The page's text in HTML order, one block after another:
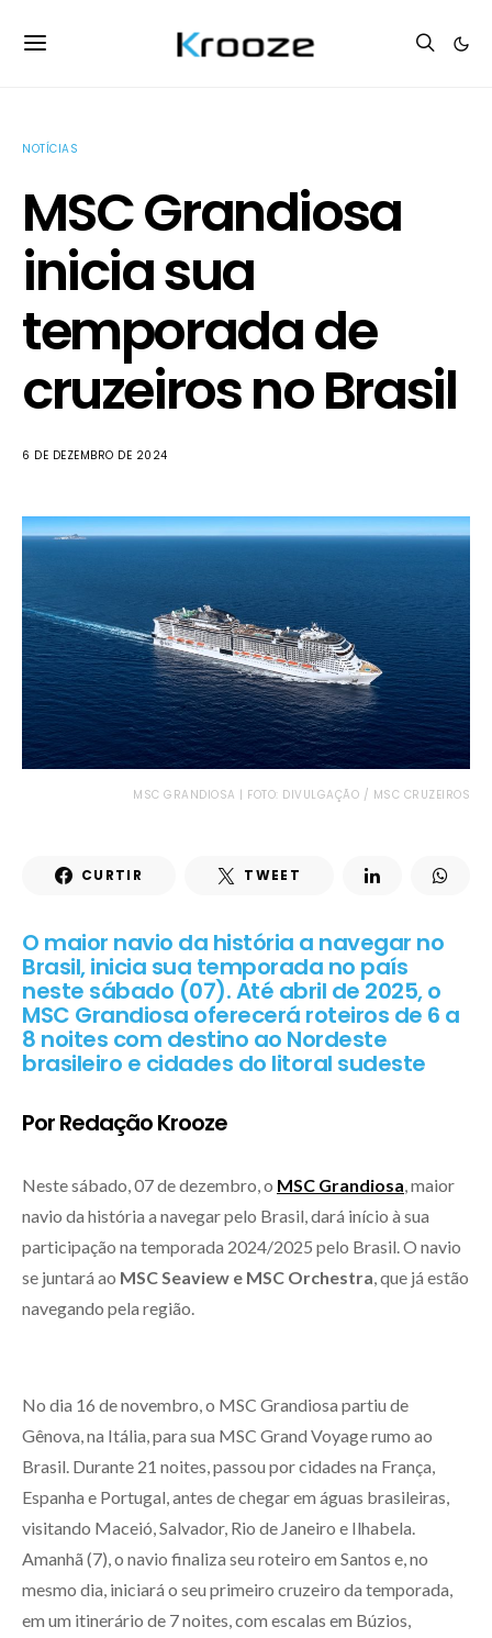
NOTÍCIAS
MSC Grandiosa
inicia sua
temporada de
cruzeiros no Brasil
6 DE DEZEMBRO DE 2024
MSC GRANDIOSA | FOTO: DIVULGAÇÃO / MSC CRUZEIROS
CURTIR TWEET
O maior navio da história a navegar no
Brasil, inicia sua temporada no país
neste sábado (07). Até abril de 2025, o
MSC Grandiosa oferecerá roteiros de 6 a
8 noites com destino ao Nordeste
brasileiro e cidades do litoral sudeste
Por Redação Krooze
Neste sábado, 07 de dezembro, o MSC Grandiosa , maior
navio da história a navegar pelo Brasil, dará início à sua
participação na temporada 2024/2025 pelo Brasil. O navio
se juntará ao MSC Seaview e MSC Orchestra , que já estão
navegando pela região.
No dia 16 de novembro, o MSC Grandiosa partiu de
Gênova, na Itália, para sua MSC Grand Voyage rumo ao
Brasil. Durante 21 noites, passou por cidades na França,
Espanha e Portugal, antes de chegar em águas brasileiras,
visitando Maceió, Salvador, Rio de Janeiro e Ilhabela.
Amanhã (7), o navio finaliza seu roteiro em Santos e, no
mesmo dia, iniciará o seu primeiro cruzeiro da temporada,
em um itinerário de 7 noites, com escalas em Búzios,